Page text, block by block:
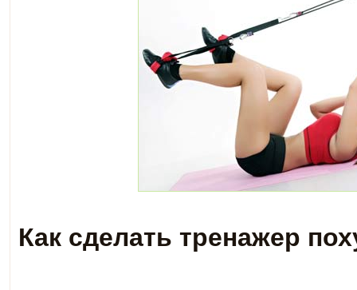
Как сделать тренажер